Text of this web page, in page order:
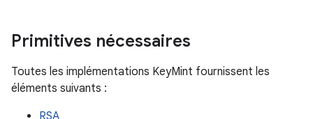
Primitives nécessaires
Toutes les implémentations KeyMint fournissent les
éléments suivants :
RSA